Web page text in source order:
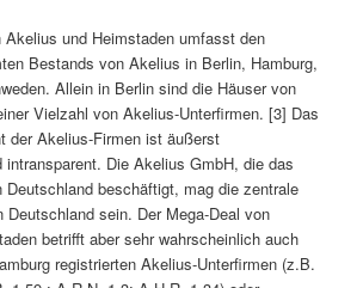
Akelius und Heimstaden umfasst den
Bestands von Akelius in Berlin, Hamburg,
Allein in Berlin sind die Häuser von
Vielzahl von Akelius-Unterfirmen. [3] Das
der Akelius-Firmen ist äußerst
intransparent. Die Akelius GmbH, die das
Deutschland beschäftigt, mag die zentrale
Deutschland sein. Der Mega-Deal von
betrifft aber sehr wahrscheinlich auch
registrierten Akelius-Unterfirmen (z.B.